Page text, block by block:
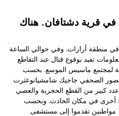
في قرية دشتافان. هناك
في منطقة أرارات. وفي حوالي الساعة
تفيد بوقوع قتال عند التقاطع
لمجتمع ماسيس الموسع. بحسب
الصحفي جاجيك شامشيانوعثرت
كبير من القطع الحجرية والعصي
أخرى في مكان الحادث. وبحسب
المعلومات الأولية فإن أكثر من 10 مواطنين تقدموا إلى مستشفى